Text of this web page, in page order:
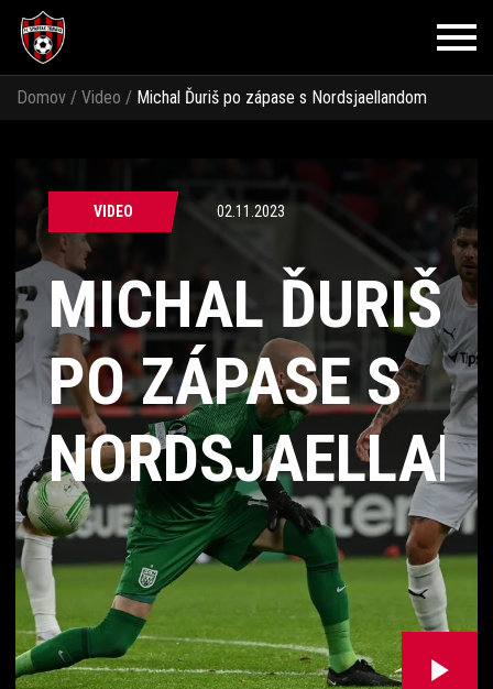
Domov / Video / Michal Ďuriš po zápase s Nordsjaellandom
VIDEO 02.11.2023
MICHAL ĎURIŠ
PO ZÁPASE S